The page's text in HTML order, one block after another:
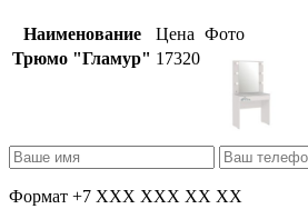
Наименование Цена Фото
Трюмо "Гламур" 17320
Формат +7 XXX XXX XX XX